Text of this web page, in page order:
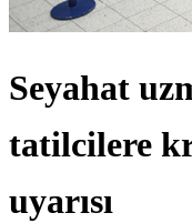
Seyahat
tatilcilere
uyarısı